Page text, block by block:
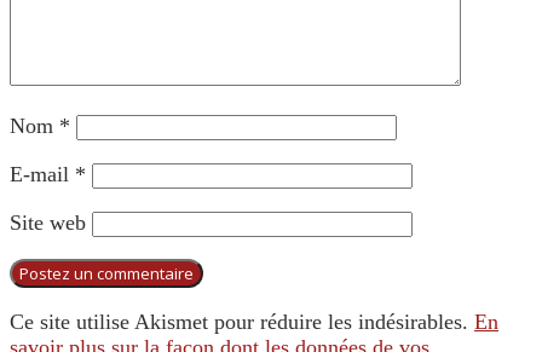
Nom *
E-mail *
Site web
Ce site utilise Akismet pour réduire les indésirables. En